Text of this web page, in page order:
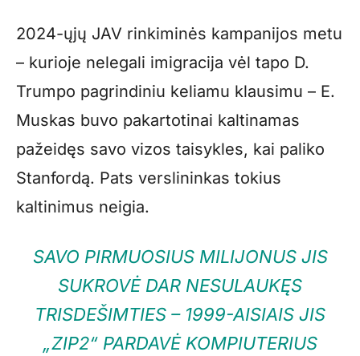
2024-ųjų JAV rinkiminės kampanijos metu
– kurioje nelegali imigracija vėl tapo D.
Trumpo pagrindiniu keliamu klausimu – E.
Muskas buvo pakartotinai kaltinamas
pažeidęs savo vizos taisykles, kai paliko
Stanfordą. Pats verslininkas tokius
kaltinimus neigia.
SAVO PIRMUOSIUS MILIJONUS JIS
SUKROVĖ DAR NESULAUKĘS
TRISDEŠIMTIES – 1999-AISIAIS JIS
„ZIP2“ PARDAVĖ KOMPIUTERIUS